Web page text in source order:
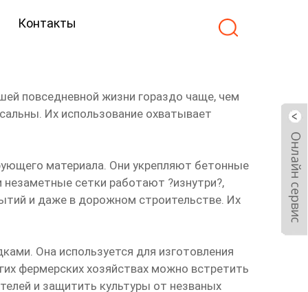
Контакты
повседневной жизни гораздо чаще, чем
Их использование охватывает
материала. Они укрепляют бетонные
незаметные сетки работают ?изнутри?,
и даже в дорожном строительстве. Их
Она используется для изготовления
фермерских хозяйствах можно встретить
и защитить культуры от незваных